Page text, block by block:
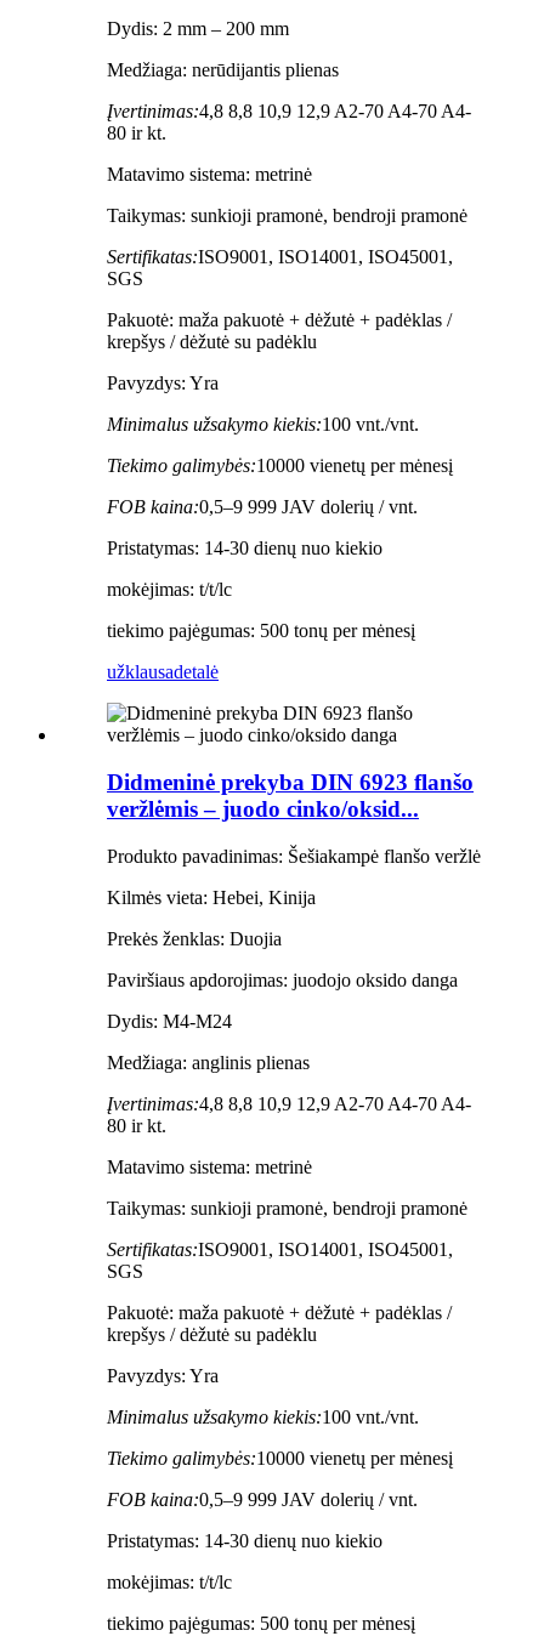
Dydis: 2 mm – 200 mm
Medžiaga: nerūdijantis plienas
Įvertinimas:4,8 8,8 10,9 12,9 A2-70 A4-70 A4-
80 ir kt.
Matavimo sistema: metrinė
Taikymas: sunkioji pramonė, bendroji pramonė
Sertifikatas:ISO9001, ISO14001, ISO45001,
SGS
Pakuotė: maža pakuotė + dėžutė + padėklas /
krepšys / dėžutė su padėklu
Pavyzdys: Yra
Minimalus užsakymo kiekis:100 vnt./vnt.
Tiekimo galimybės:10000 vienetų per mėnesį
FOB kaina:0,5–9 999 JAV dolerių / vnt.
Pristatymas: 14-30 dienų nuo kiekio
mokėjimas: t/t/lc
tiekimo pajėgumas: 500 tonų per mėnesį
užklausadetalė
Didmeninė prekyba DIN 6923 flanšo
veržlėmis – juodo cinko/oksid...
Produkto pavadinimas: Šešiakampė flanšo veržlė
Kilmės vieta: Hebei, Kinija
Prekės ženklas: Duojia
Paviršiaus apdorojimas: juodojo oksido danga
Dydis: M4-M24
Medžiaga: anglinis plienas
Įvertinimas:4,8 8,8 10,9 12,9 A2-70 A4-70 A4-
80 ir kt.
Matavimo sistema: metrinė
Taikymas: sunkioji pramonė, bendroji pramonė
Sertifikatas:ISO9001, ISO14001, ISO45001,
SGS
Pakuotė: maža pakuotė + dėžutė + padėklas /
krepšys / dėžutė su padėklu
Pavyzdys: Yra
Minimalus užsakymo kiekis:100 vnt./vnt.
Tiekimo galimybės:10000 vienetų per mėnesį
FOB kaina:0,5–9 999 JAV dolerių / vnt.
Pristatymas: 14-30 dienų nuo kiekio
mokėjimas: t/t/lc
tiekimo pajėgumas: 500 tonų per mėnesį